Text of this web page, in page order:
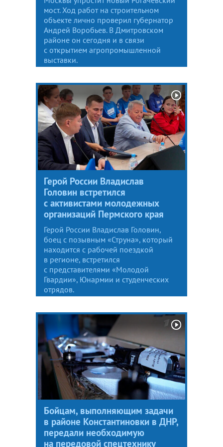
мост. Ход работ на строительном
объекте лично проверил губернатор
Андрей Воробьев. В Дмитровском
районе он сегодня и в связи
с открытием агропромышленной
выставки.
Герой России Владислав
Головин встретился
с активистами молодежных
организаций Пермского края
Герой России Владислав Головин,
боец с позывным «Струна», который
находится с рабочей поездкой
в регионе, встретился
с представителями «Молодой
Гвардии», Юнармии и студенческих
отрядов.
Бойцам, выполняющим задачи
в районе Константиновки в ДНР,
передали необходимую
на передовой спецтехнику